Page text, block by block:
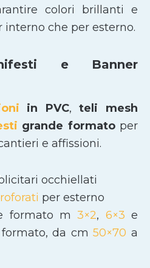
colori brillanti e
interno che per esterno.
e Banner
in PVC,teli mesh
grande formatoper
e affissioni.
occhiellati
per esterno
formato m3×2, 6×3 e
da cm50×70 a